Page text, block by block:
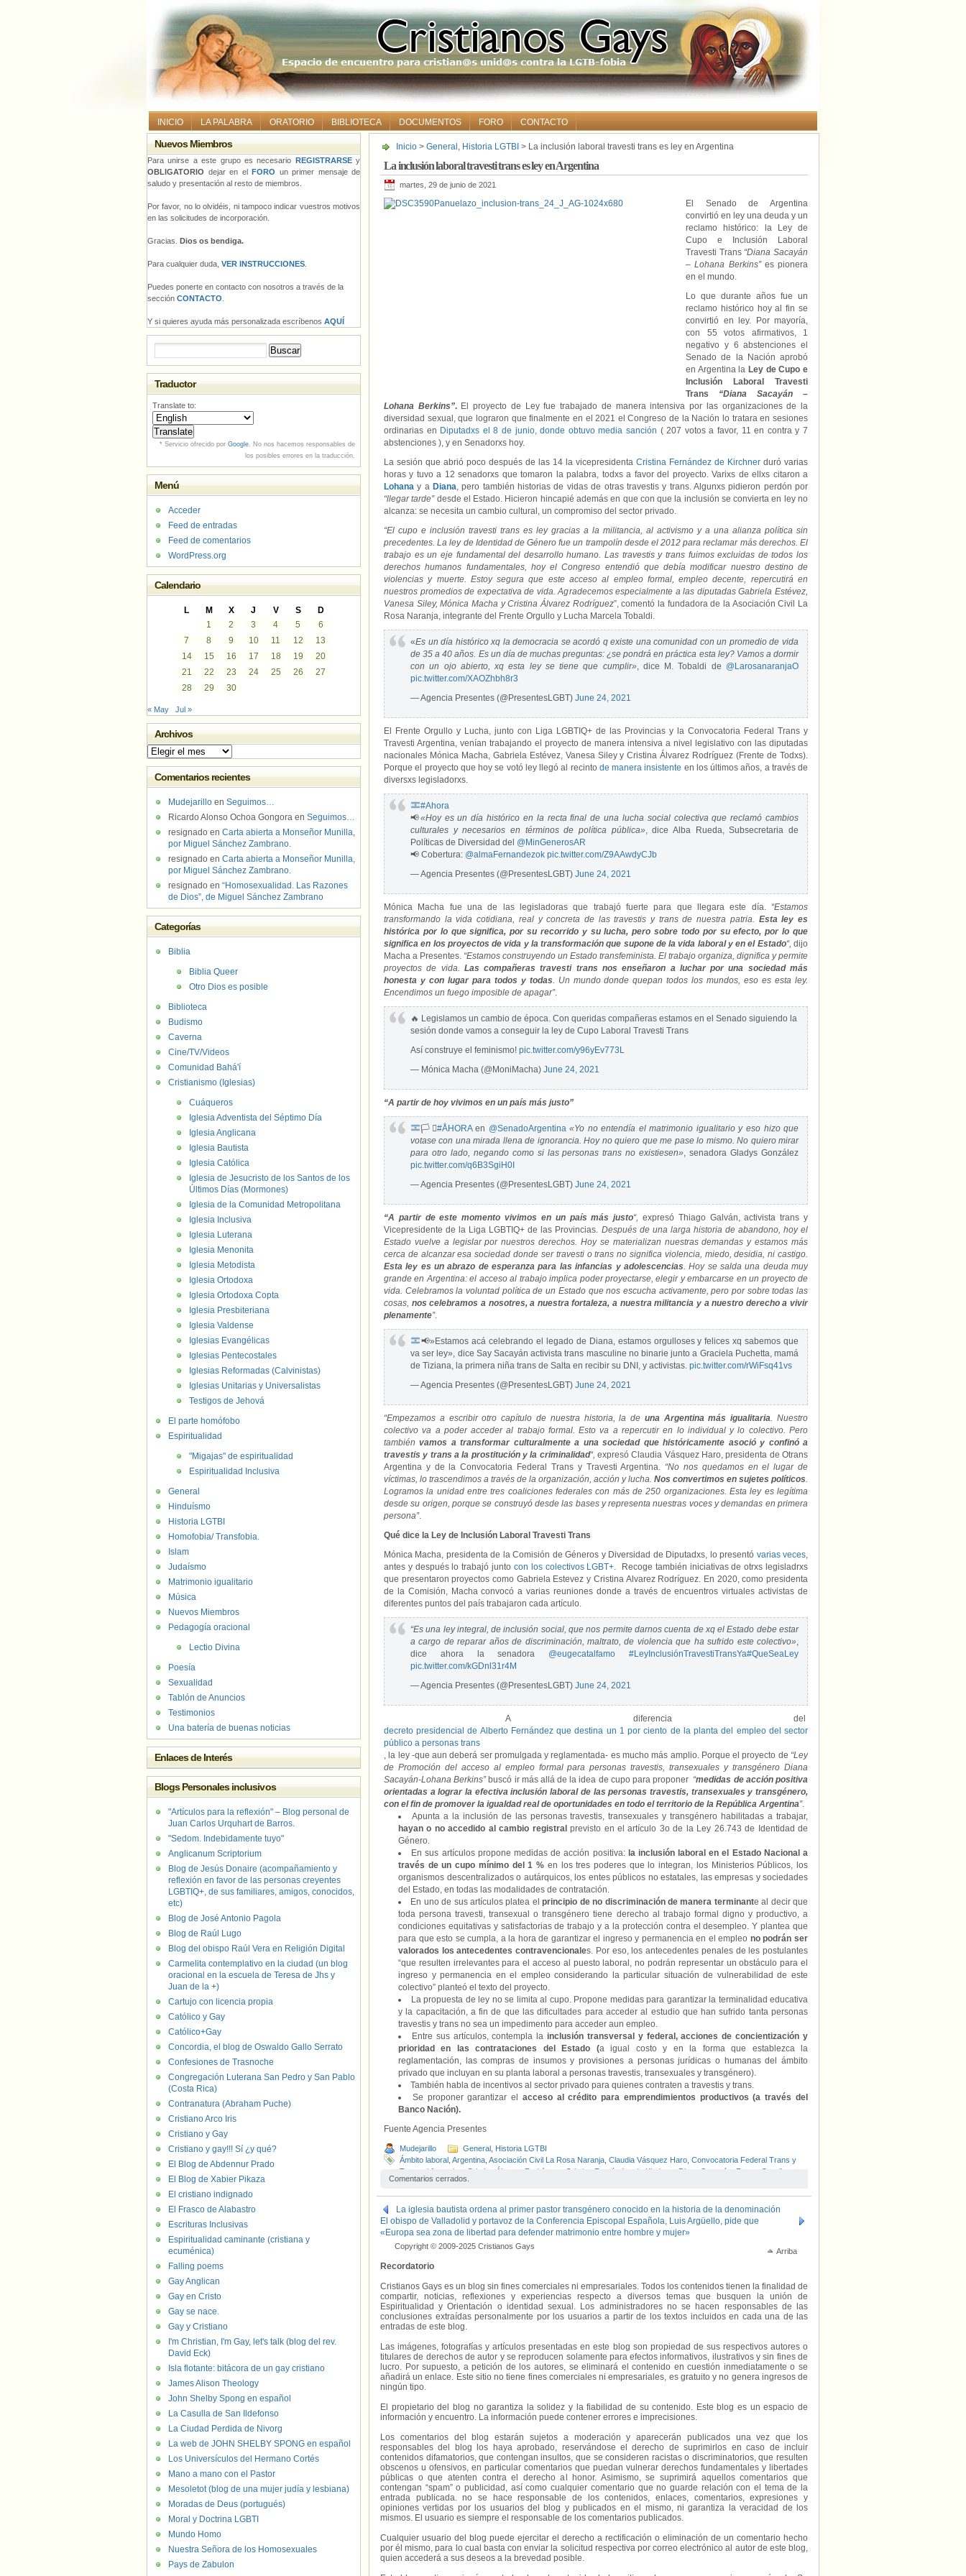
INICIO LA PALABRA ORATORIO BIBLIOTECA DOCUMENTOS FORO CONTACTO
Inicio > General , Historia LGTBI > La inclusión laboral travesti trans es ley en Argentina
La inclusión laboral travesti trans es ley en Argentina
martes, 29 de junio de 2021
El Senado de Argentina
convirtió en ley una deuda y un
reclamo histórico: la Ley de
Cupo e Inclusión Laboral
Travesti Trans “Diana Sacayán
– Lohana Berkins”es pionera
en el mundo.
Lo que durante años fue un
reclamo histórico hoy al fin se
convirtió en ley. Por mayoría,
con 55 votos afirmativos, 1
negativo y 6 abstenciones el
Senado de la Nación aprobó
en Argentina la Ley de Cupo e
Inclusión Laboral Travesti
Trans “Diana Sacayán –
Lohana Berkins”.El proyecto de Ley fue trabajado de manera intensiva por las organizaciones de la
diversidad sexual, que lograron que finalmente en el 2021 el Congreso de la Nación lo tratara en sesiones
ordinarias en Diputadxs el 8 de junio, donde obtuvo media sanción ( 207 votos a favor, 11 en contra y 7
abstenciones ), y en Senadorxs hoy.
La sesión que abrió poco después de las 14 la vicepresidenta Cristina Fernández de Kirchner duró varias
horas y tuvo a 12 senadorxs que tomaron la palabra, todxs a favor del proyecto. Varixs de ellxs citaron a
Lohana y a Diana, pero también historias de vidas de otras travestis y trans. Algunxs pidieron perdón por
“llegar tarde”desde el Estado. Hicieron hincapié además en que con que la inclusión se convierta en ley no
alcanza: se necesita un cambio cultural, un compromiso del sector privado.
“El cupo e inclusión travesti trans es ley gracias a la militancia, al activismo y a una alianza política sin
precedentes. La ley de Identidad de Género fue un trampolín desde el 2012 para reclamar más derechos. El
trabajo es un eje fundamental del desarrollo humano. Las travestis y trans fuimos excluidas de todos los
derechos humanos fundamentales, hoy el Congreso entendió que debía modificar nuestro destino de
violencias y muerte. Estoy segura que este acceso al empleo formal, empleo decente, repercutirá en
nuestros promedios de expectativa de vida. Agradecemos especialmente a las diputadas Gabriela Estévez,
Vanesa Siley, Mónica Macha y Cristina Álvarez Rodríguez”, comentó la fundadora de la Asociación Civil La
Rosa Naranja, integrante del Frente Orgullo y Lucha Marcela Tobaldi.
«Es un día histórico xq la democracia se acordó q existe una comunidad con un promedio de vida
de 35 a 40 años. Es un día de muchas preguntas: ¿se pondrá en práctica esta ley? Vamos a dormir
con un ojo abierto, xq esta ley se tiene que cumplir», dice M. Tobaldi de @LarosanaranjaO
pic.twitter.com/XAOZhbh8r3
— Agencia Presentes (@PresentesLGBT) June 24, 2021
El Frente Orgullo y Lucha, junto con Liga LGBTIQ+ de las Provincias y la Convocatoria Federal Trans y
Travesti Argentina, venían trabajando el proyecto de manera intensiva a nivel legislativo con las diputadas
nacionales Mónica Macha, Gabriela Estévez, Vanesa Siley y Cristina Álvarez Rodríguez (Frente de Todxs).
Porque el proyecto que hoy se votó ley llegó al recinto de manera insistente en los últimos años, a través de
diversxs legisladorxs.
#Ahora
📢«Hoy es un día histórico en la recta final de una lucha social colectiva que reclamó cambios
culturales y necesarios en términos de política pública», dice Alba Rueda, Subsecretaria de
Políticas de Diversidad del @MinGenerosAR
📢 Cobertura: @almaFernandezok pic.twitter.com/Z9AAwdyCJb
— Agencia Presentes (@PresentesLGBT) June 24, 2021
Mónica Macha fue una de las legisladoras que trabajó fuerte para que llegara este día. “Estamos
transformando la vida cotidiana, real y concreta de las travestis y trans de nuestra patria. Esta ley es
histórica por lo que significa, por su recorrido y su lucha, pero sobre todo por su efecto, por lo que
significa en los proyectos de vida y la transformación que supone de la vida laboral y en el Estado“,dijo
Macha a Presentes. “Estamos construyendo un Estado transfeminista. El trabajo organiza, dignifica y permite
proyectos de vida. Las compañeras travesti trans nos enseñaron a luchar por una sociedad más
honesta y con lugar para todos y todas. Un mundo donde quepan todos los mundos, eso es esta ley.
Encendimos un fuego imposible de apagar”.
🔥 Legislamos un cambio de época. Con queridas compañeras estamos en el Senado siguiendo la
sesión donde vamos a conseguir la ley de Cupo Laboral Travesti Trans
Así construye el feminismo! pic.twitter.com/y96yEv773L
— Mónica Macha (@MoniMacha) June 24, 2021
“A partir de hoy vivimos en un país más justo”
🏳️‍⚧️#ÅHORAen @SenadoArgentina «Yo no entendía el matrimonio igualitario y eso hizo que
votase con una mirada llena de ignorancia. Hoy no quiero que me pase lo mismo. No quiero mirar
para otro lado, negando como si las personas trans no existiesen», senadora Gladys González
pic.twitter.com/q6B3SgiH0I
— Agencia Presentes (@PresentesLGBT) June 24, 2021
“A partir de este momento vivimos en un país más justo“, expresó Thiago Galván, activista trans y
Vicepresidente de la Liga LGBTIQ+ de las Provincias. Después de una larga historia de abandono, hoy el
Estado vuelve a legislar por nuestros derechos. Hoy se materializan nuestras demandas y estamos más
cerca de alcanzar esa sociedad donde ser travesti o trans no significa violencia, miedo, desidia, ni castigo.
Esta ley es un abrazo de esperanza para las infancias y adolescencias. Hoy se salda una deuda muy
grande en Argentina: el acceso al trabajo implica poder proyectarse, elegir y embarcarse en un proyecto de
vida. Celebramos la voluntad política de un Estado que nos escucha activamente, pero por sobre todas las
cosas, nos celebramos a nosotres, a nuestra fortaleza, a nuestra militancia y a nuestro derecho a vivir
plenamente”.
📢»Estamos acá celebrando el legado de Diana, estamos orgulloses y felices xq sabemos que
va ser ley», dice Say Sacayán activista trans masculine no binarie junto a Graciela Puchetta, mamá
de Tiziana, la primera niña trans de Salta en recibir su DNI, y activistas. pic.twitter.com/rWiFsq41vs
— Agencia Presentes (@PresentesLGBT) June 24, 2021
“Empezamos a escribir otro capítulo de nuestra historia, la de una Argentina más igualitaria. Nuestro
colectivo va a poder acceder al trabajo formal. Esto va a repercutir en lo individual y lo colectivo. Pero
tambiénvamos a transformar culturalmente a una sociedad que históricamente asoció y confinó a
travestis y trans a la prostitución y la criminalidad“, expresó Claudia Vásquez Haro, presidenta de Otrans
Argentina y de la Convocatoria Federal Trans y Travesti Argentina. “No nos quedamos en el lugar de
víctimas, lo trascendimos a través de la organización, acción y lucha. Nos convertimos en sujetes políticos.
Logramos la unidad entre tres coaliciones federales con más de 250 organizaciones. Esta ley es legítima
desde su origen, porque se construyó desde las bases y representa nuestras voces y demandas en primera
persona”.
Qué dice la Ley de Inclusión Laboral Travesti Trans
Mónica Macha, presidenta de la Comisión de Géneros y Diversidad de Diputadxs, lo presentó varias veces,
antes y después lo trabajó junto con los colectivos LGBT+. Recoge también iniciativas de otrxs legisladrxs
que presentaron proyectos como Gabriela Estevez y Cristina Alvarez Rodríguez. En 2020, como presidenta
de la Comisión, Macha convocó a varias reuniones donde a través de encuentros virtuales activistas de
diferentes puntos del país trabajaron cada artículo.
“Es una ley integral, de inclusión social, que nos permite darnos cuenta de xq el Estado debe estar
a cargo de reparar años de discriminación, maltrato, de violencia que ha sufrido este colectivo»,
dice ahora la senadora @eugecatalfamo #LeyInclusiónTravestiTransYa#QueSeaLey
pic.twitter.com/kGDnl31r4M
— Agencia Presentes (@PresentesLGBT) June 24, 2021
A diferencia del
decreto presidencial de Alberto Fernández que destina un 1 por ciento de la planta del empleo del sector
público a personas trans
, la ley -que aun deberá ser promulgada y reglamentada- es mucho más amplio. Porque el proyecto de “Ley
de Promoción del acceso al empleo formal para personas travestis, transexuales y transgénero Diana
Sacayán-Lohana Berkins”buscó ir más allá de la idea de cupo para proponer “medidas de acción positiva
orientadas a lograr la efectiva inclusión laboral de las personas travestis, transexuales y transgénero,
con el fin de promover la igualdad real de oportunidades en todo el territorio de la República Argentina”.
Apunta a la inclusión de las personas travestis, transexuales y transgénero habilitadas a trabajar,
hayan o no accedido al cambio registralprevisto en el artículo 3o de la Ley 26.743 de Identidad de
Género.
En sus artículos propone medidas de acción positiva: la inclusión laboral en el Estado Nacional a
través de un cupo mínimo del 1 % en los tres poderes que lo integran, los Ministerios Públicos, los
organismos descentralizados o autárquicos, los entes públicos no estatales, las empresas y sociedades
del Estado, en todas las modalidades de contratación.
En uno de sus artículos platea elprincipio de no discriminación de manera terminante al decir que
toda persona travesti, transexual o transgénero tiene derecho al trabajo formal digno y productivo, a
condiciones equitativas y satisfactorias de trabajo y a la protección contra el desempleo. Y plantea que
para que esto se cumpla, a la hora de garantizar el ingreso y permanencia en el empleo no podrán ser
valorados los antecedentes contravencionales. Por eso, los antecedentes penales de les postulantes
“que resulten irrelevantes para el acceso al puesto laboral, no podrán representar un obstáculo para el
ingreso y permanencia en el empleo considerando la particular situación de vulnerabilidad de este
colectivo” planteó el texto del proyecto.
La propuesta de ley no se limita al cupo. Propone medidas para garantizar la terminalidad educativa
y la capacitación, a fin de que las dificultades para acceder al estudio que han sufrido tanta personas
travestis y trans no sea un impedimento para acceder aun empleo.
Entre sus artículos, contempla la inclusión transversal y federal, acciones de concientización y
prioridad en las contrataciones del Estado (a igual costo y en la forma que establezca la
reglamentación, las compras de insumos y provisiones a personas jurídicas o humanas del ámbito
privado que incluyan en su planta laboral a personas travestis, transexuales y transgénero).
También habla de incentivos al sector privado para quienes contraten a travestis y trans.
Se proponer garantizar el
acceso al crédito para emprendimientos productivos (a través del
Banco Nación).
Fuente Agencia Presentes
Mudejarillo General Historia LGTBI
Ámbito laboral Argentina Asociación Civil La Rosa Naranja Claudia Vásquez Haro Convocatoria Federal Trans y
Travesti Argentina
Cristina Álvarez Rodríguez Cristina Fernández de Kirchner Diana Sacayán
Frente Orgullo y
Lucha,Gabriela Estévez
Liga LGBTIQ+ de las Provincias,Lohana Berkins,Marcela Tobaldi,Mónica Macha,Otrans Argentina,Personas
trans,Thiago Galván,Vanesa Siley
Comentarios cerrados.
La iglesia bautista ordena al primer pastor transgénero conocido en la historia de la denominación
El obispo de Valladolid y portavoz de la Conferencia Episcopal Española, Luis Argüello, pide que
«Europa sea zona de libertad para defender matrimonio entre hombre y mujer»
Arriba
Copyright © 2009-2025 Cristianos Gays
Recordatorio
Cristianos Gays es un blog sin fines comerciales ni empresariales. Todos los contenidos tienen la finalidad de
compartir, noticias, reflexiones y experiencias respecto a diversos temas que busquen la unión de
Espiritualidad y Orientación o identidad sexual. Los administradores no se hacen responsables de las
conclusiones extraídas personalmente por los usuarios a partir de los textos incluidos en cada una de las
entradas de este blog.
Las imágenes, fotografías y artículos presentadas en este blog son propiedad de sus respectivos autores o
titulares de derechos de autor y se reproducen solamente para efectos informativos, ilustrativos y sin fines de
lucro. Por supuesto, a petición de los autores, se eliminará el contenido en cuestión inmediatamente o se
añadirá un enlace. Este sitio no tiene fines comerciales ni empresariales, es gratuito y no genera ingresos de
ningún tipo.
El propietario del blog no garantiza la solidez y la fiabilidad de su contenido. Este blog es un espacio de
información y encuentro. La información puede contener errores e imprecisiones.
Los comentarios del blog estarán sujetos a moderación y aparecerán publicados una vez que los
responsables del blog los haya aprobado, reservándose el derecho de suprimirlos en caso de incluir
contenidos difamatorios, que contengan insultos, que se consideren racistas o discriminatorios, que resulten
obscenos u ofensivos, en particular comentarios que puedan vulnerar derechos fundamentales y libertades
públicas o que atenten contra el derecho al honor. Asimismo, se suprimirá aquellos comentarios que
contengan “spam” o publicidad, así como cualquier comentario que no guarde relación con el tema de la
entrada publicada. no se hace responsable de los contenidos, enlaces, comentarios, expresiones y
opiniones vertidas por los usuarios del blog y publicados en el mismo, ni garantiza la veracidad de los
mismos. El usuario es siempre el responsable de los comentarios publicados.
Cualquier usuario del blog puede ejercitar el derecho a rectificación o eliminación de un comentario hecho
por él mismo, para lo cual basta con enviar la solicitud respectiva por correo electrónico al autor de este blog,
quien accederá a sus deseos a la brevedad posible.
Nuevos Miembros
Para unirse a este grupo es necesario REGISTRARSEy
OBLIGATORIO dejar en el FORO un primer mensaje de
saludo y presentación al resto de miembros.
Por favor, no lo olvidéis, ni tampoco indicar vuestros motivos
en las solicitudes de incorporación.
Gracias. Dios os bendiga.
Para cualquier duda, VER INSTRUCCIONES
Puedes ponerte en contacto con nosotros a través de la
sección CONTACTO
Y si quieres ayuda más personalizada escríbenos AQUÍ
Traductor
Translate to:
* Servicio ofrecido por Google. No nos hacemos responsables de
los posibles errores en la traducción.
Menú
Acceder
Feed de entradas
Feed de comentarios
WordPress.org
Calendario
L M X J V S
D
1
2 3 4 5
6
7
8 9 10 11 12
13
14
15 16 17 18 19
20
21
22 23 24 25 26
27
28
29 30
« May Jul »
Archivos
Archivos
Comentarios recientes
Mudejarillo en Seguimos…
Ricardo Alonso Ochoa Gongora en Seguimos…
resignado en Carta abierta a Monseñor Munilla,
por Miguel Sánchez Zambrano.
resignado en Carta abierta a Monseñor Munilla,
por Miguel Sánchez Zambrano.
resignado en “Homosexualidad. Las Razones
de Dios”, de Miguel Sánchez Zambrano
Categorías
Biblia
Biblia Queer
Otro Dios es posible
Biblioteca
Budismo
Caverna
Cine/TV/Videos
Comunidad Bahá'í
Cristianismo (Iglesias)
Cuáqueros
Iglesia Adventista del Séptimo Día
Iglesia Anglicana
Iglesia Bautista
Iglesia Católica
Iglesia de Jesucristo de los Santos de los
Últimos Días (Mormones)
Iglesia de la Comunidad Metropolitana
Iglesia Inclusiva
Iglesia Luterana
Iglesia Menonita
Iglesia Metodista
Iglesia Ortodoxa
Iglesia Ortodoxa Copta
Iglesia Presbiteriana
Iglesia Valdense
Iglesias Evangélicas
Iglesias Pentecostales
Iglesias Reformadas (Calvinistas)
Iglesias Unitarias y Universalistas
Testigos de Jehová
El parte homófobo
Espiritualidad
"Migajas" de espiritualidad
Espiritualidad Inclusiva
General
Hinduísmo
Historia LGTBI
Homofobia/ Transfobia.
Islam
Judaísmo
Matrimonio igualitario
Música
Nuevos Miembros
Pedagogía oracional
Lectio Divina
Poesía
Sexualidad
Tablón de Anuncios
Testimonios
Una batería de buenas noticias
Enlaces de Interés
Blogs Personales inclusivos
"Artículos para la reflexión" – Blog personal de
Juan Carlos Urquhart de Barros.
"Sedom. Indebidamente tuyo"
Anglicanum Scriptorium
Blog de Jesús Donaire (acompañamiento y
reflexión en favor de las personas creyentes
LGBTIQ+, de sus familiares, amigos, conocidos,
etc)
Blog de José Antonio Pagola
Blog de Raúl Lugo
Blog del obispo Raúl Vera en Religión Digital
Carmelita contemplativo en la ciudad (un blog
oracional en la escuela de Teresa de Jhs y
Juan de la +)
Cartujo con licencia propia
Católico y Gay
Católico+Gay
Concordia, el blog de Oswaldo Gallo Serrato
Confesiones de Trasnoche
Congregación Luterana San Pedro y San Pablo
(Costa Rica)
Contranatura (Abraham Puche)
Cristiano Arco Iris
Cristiano y Gay
Cristiano y gay!!! Sí ¿y qué?
El Blog de Abdennur Prado
El Blog de Xabier Pikaza
El cristiano indignado
El Frasco de Alabastro
Escrituras Inclusivas
Espiritualidad caminante (cristiana y
ecuménica)
Falling poems
Gay Anglican
Gay en Cristo
Gay se nace.
Gay y Cristiano
I'm Christian, I'm Gay, let's talk (blog del rev.
David Eck)
Isla flotante: bitácora de un gay cristiano
James Alison Theology
John Shelby Spong en español
La Casulla de San Ildefonso
La Ciudad Perdida de Nivorg
La web de JOHN SHELBY SPONG en español
Los Universículos del Hermano Cortés
Mano a mano con el Pastor
Mesoletot (blog de una mujer judía y lesbiana)
Moradas de Deus (portugués)
Moral y Doctrina LGBTI
Mundo Homo
Nuestra Señora de los Homosexuales
Pays de Zabulon